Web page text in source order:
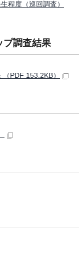
程度（巡回調査）
調査結果
PDF 153.2KB）